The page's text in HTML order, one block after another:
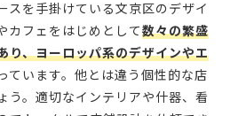
スを手掛けている文京区のデザイ
カフェをはじめとして数々の繁盛
り、ヨーロッパ系のデザインやエ
ています。他とは違う個性的な店
う。適切なインテリアや什器、看